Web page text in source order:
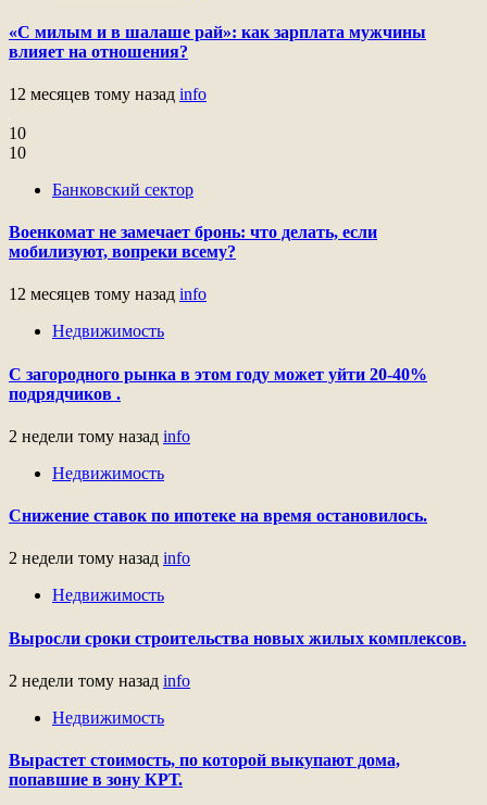
«С милым и в шалаше рай»: как зарплата мужчины
влияет на отношения?
12 месяцев тому назад info
10
10
Банковский сектор
Военкомат не замечает бронь: что делать, если
мобилизуют, вопреки всему?
12 месяцев тому назад info
Недвижимость
С загородного рынка в этом году может уйти 20-40%
подрядчиков .
2 недели тому назад info
Недвижимость
Снижение ставок по ипотеке на время остановилось.
2 недели тому назад info
Недвижимость
Выросли сроки строительства новых жилых комплексов.
2 недели тому назад info
Недвижимость
Вырастет стоимость, по которой выкупают дома,
попавшие в зону КРТ.